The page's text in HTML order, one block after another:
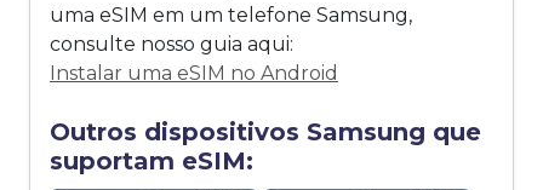
uma eSIM em um telefone Samsung,
consulte nosso guia aqui:
Instalar uma eSIM no Android
Outros dispositivos Samsung que
suportam eSIM: